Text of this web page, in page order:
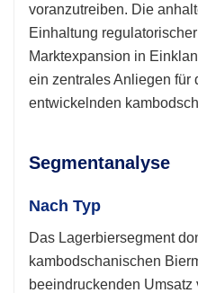
voranzutreiben. Die
Einhaltung
Marktexpansion in
ein zentrales Anliegen für
entwickelnden
Segmentanalyse
Nach Typ
Das Lagerbiersegment
kambodschanischen
beeindruckenden